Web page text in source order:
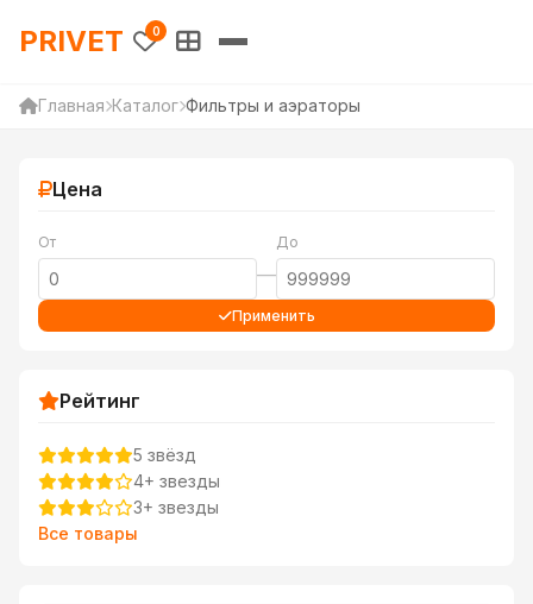
PRIVET — Каталог товаров
PRIVET 0
Главная Каталог Фильтры и аэраторы
Цена
От
—
До
Применить
Рейтинг
5 звёзд
4+ звезды
3+ звезды
Все товары